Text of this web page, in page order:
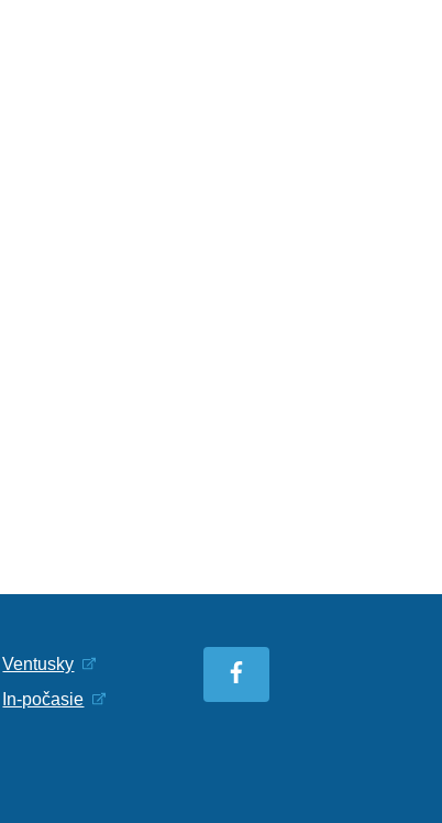
Ventusky
In-počasie